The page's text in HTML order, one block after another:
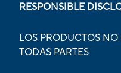
RESPONSIBLE
LOS PRODUCTOS
TODAS PARTES